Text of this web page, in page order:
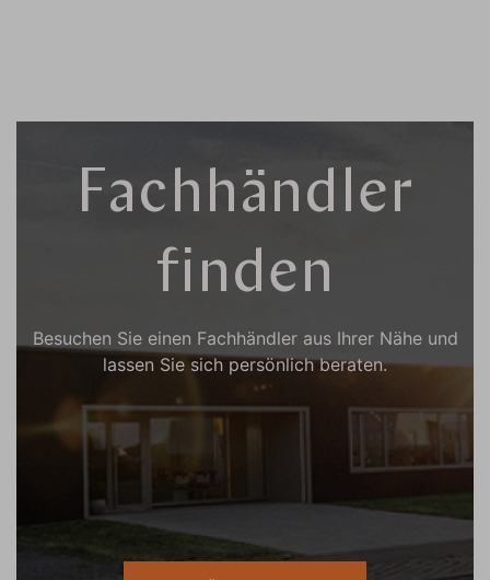
Fachhändler
finden
Besuchen Sie einen Fachhändler aus Ihrer Nähe und
lassen Sie sich persönlich beraten.